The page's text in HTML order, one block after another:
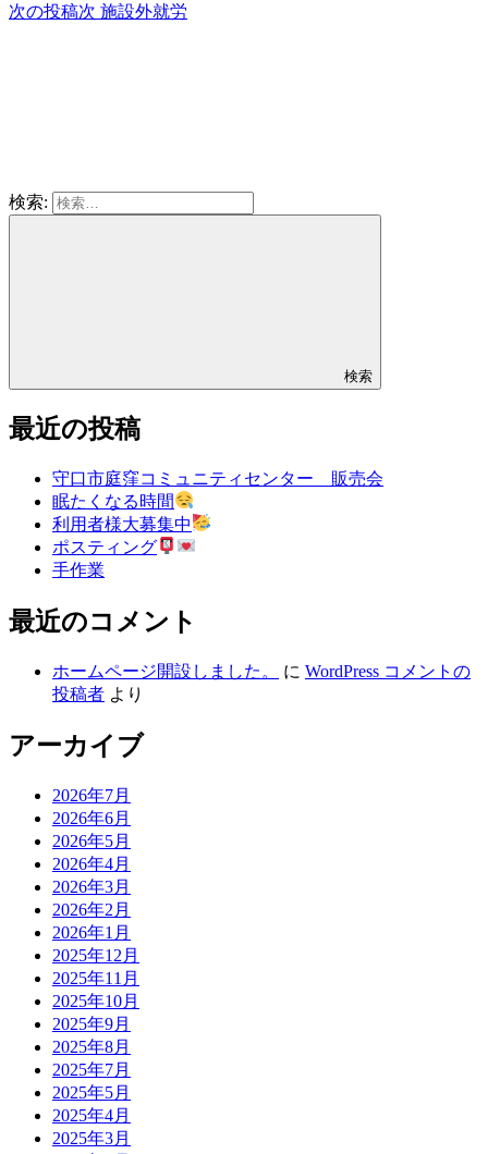
次の投稿次 施設外就労
検索:
検索
最近の投稿
守口市庭窪コミュニティセンター 販売会
眠たくなる時間
利用者様大募集中
ポスティング
手作業
最近のコメント
ホームページ開設しました。 に WordPress コメントの
投稿者 より
アーカイブ
2026年7月
2026年6月
2026年5月
2026年4月
2026年3月
2026年2月
2026年1月
2025年12月
2025年11月
2025年10月
2025年9月
2025年8月
2025年7月
2025年5月
2025年4月
2025年3月